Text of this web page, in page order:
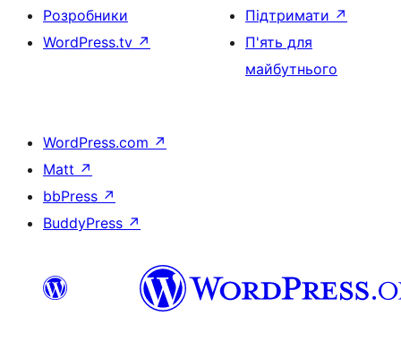
Розробники
WordPress.tv ↗
Підтримати ↗
П'ять для
майбутнього
WordPress.com ↗
Matt ↗
bbPress ↗
BuddyPress ↗